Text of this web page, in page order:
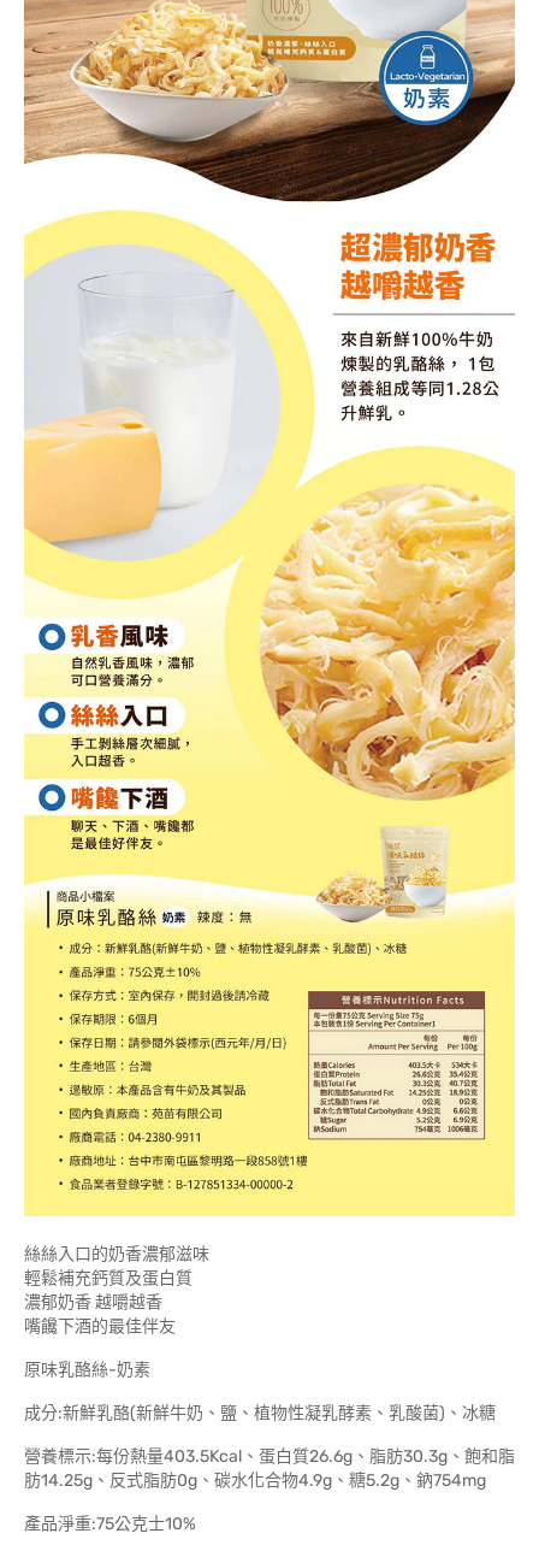
絲絲入口的奶香濃郁滋味
輕鬆補充鈣質及蛋白質
濃郁奶香 越嚼越香
嘴饞下酒的最佳伴友
原味乳酪絲-奶素
成分:新鮮乳酪(新鮮牛奶、鹽、植物性凝乳酵素、乳酸菌)、冰糖
營養標示:每份熱量403.5Kcal、蛋白質26.6g、脂肪30.3g、飽和脂
肪14.25g、反式脂肪0g、碳水化合物4.9g、糖5.2g、鈉754mg
產品淨重:75公克士10%